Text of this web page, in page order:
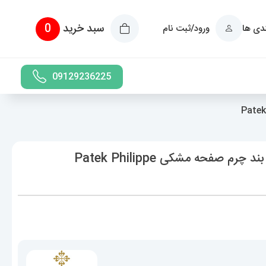
ها ورود/ثبت نام سبد خرید 0
09129236225
ساعت پتک فیلیپ مردانه مدل ناتیلوس بند چرم صفحه مشکی Patek Philippe